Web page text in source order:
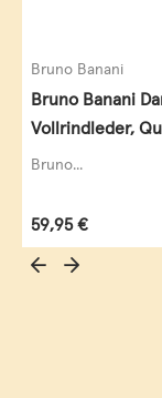
Bruno Banani
Bruno Banani
Vollrindleder,
Bruno...
Regulärer Preis:
59,95 €